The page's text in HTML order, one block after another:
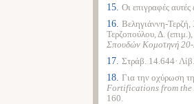
15. Οι επιγραφές
16. Βεληγιάννη-
Τερζοπούλου, Δ. (επιμ.),
Σπουδών Κομοτηνή
17. Στράβ. 14.644·
18. Για την οχύρωση
Fortifications from the
160.